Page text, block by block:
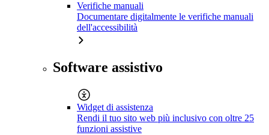
Verifiche manuali
Documentare digitalmente le verifiche manuali
dell'accessibilità
Software assistivo
Widget di assistenza
Rendi il tuo sito web più inclusivo con oltre 25
funzioni assistive